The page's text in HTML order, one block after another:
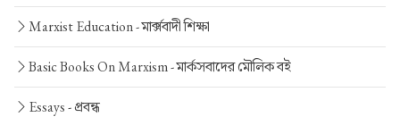
Marxist Education -মার্ক্সবাদী শিক্ষা
Basic Books On Marxism -মার্কসবাদের মৌলিক বই
Essays -প্রবন্ধ